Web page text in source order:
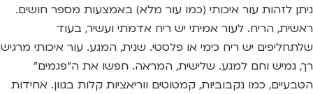
ניתן לזהות עור איכותי (כמו עור מלא) באמצעות מספר חושים.
ראשית, הריח. לעור אמיתי יש ריח אדמתי ועשיר, בעוד
שלתחליפים יש ריח כימי או פלסטי. שנית, המגע. עור איכותי מרגיש
רך, גמיש וחם למגע. שלישית, המראה. חפשו את ה”פגמים”
הטבעיים, כמו נקבוביות, קמטוטים ווריאציות קלות בגוון. אחידות